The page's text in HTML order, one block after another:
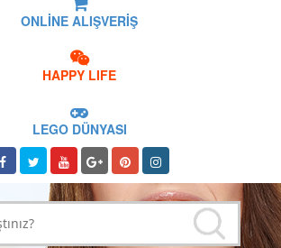
ONLİNE ALIŞVERİŞ
HAPPY LIFE
LEGO DÜNYASI